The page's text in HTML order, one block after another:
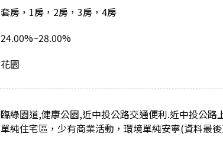
套房，1房，2房，3房，4房
24.00%~28.00%
花園
臨綠園道,健康公園,近中投公路交通便利.近中投公
單純住宅區，少有商業活動，環境單純安寧(資料最